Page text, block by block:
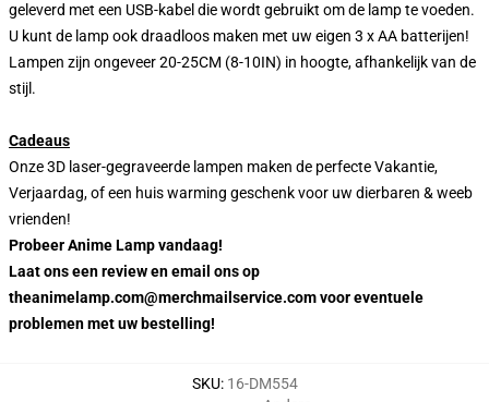
geleverd met een USB-kabel die wordt gebruikt om de lamp te voeden.
U kunt de lamp ook draadloos maken met uw eigen 3 x AA batterijen!
Lampen zijn ongeveer 20-25CM (8-10IN) in hoogte, afhankelijk van de
stijl.
Cadeaus
Onze 3D laser-gegraveerde lampen maken de perfecte Vakantie,
Verjaardag, of een huis warming geschenk voor uw dierbaren & weeb
vrienden!
Probeer Anime Lamp vandaag!
Laat ons een review en email ons op
theanimelamp.com@merchmailservice.com voor eventuele
problemen met uw bestelling!
SKU: 16-DM554